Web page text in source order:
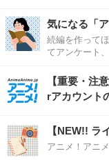
気になる「
続編を作って
てアンケート
【重要・注
rアカウント
【NEW!! ラ
アニメ！アニ